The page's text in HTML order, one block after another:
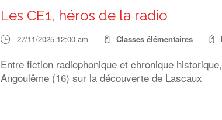
Les CE1, héros de la radio
27/11/2025 12:00 am Classes élémentaires
Entre fiction radiophonique et chronique
Angoulême (16) sur la découverte de Lascaux